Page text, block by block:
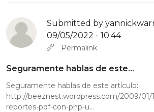
Submitted by
09/05/2022 - 10:44
Permalink
Seguramente hablas de este…
Seguramente hablas de este artículo:
http://beeznest.wordpress.com/2009/01/
reportes-pdf-con-php-u…